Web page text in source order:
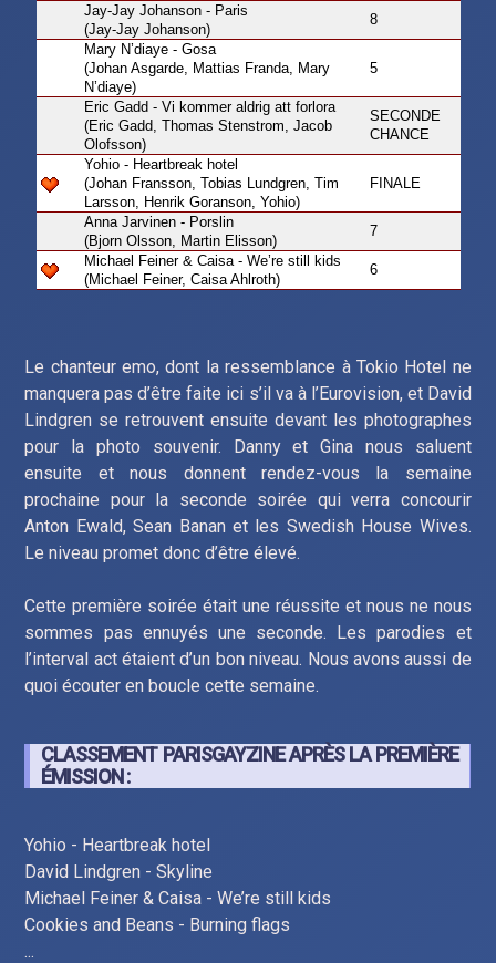
Jay-Jay Johanson - Paris
(Jay-Jay Johanson)
8
Mary N’diaye - Gosa
(Johan Asgarde, Mattias Franda, Mary
N’diaye)
5
Eric Gadd - Vi kommer aldrig att forlora
(Eric Gadd, Thomas Stenstrom, Jacob
Olofsson)
SECONDE
CHANCE
Yohio - Heartbreak hotel
(Johan Fransson, Tobias Lundgren, Tim
Larsson, Henrik Goranson, Yohio)
FINALE
Anna Jarvinen - Porslin
(Bjorn Olsson, Martin Elisson)
7
Michael Feiner & Caisa - We’re still kids
(Michael Feiner, Caisa Ahlroth)
6
Le chanteur emo, dont la ressemblance à Tokio Hotel ne
manquera pas d’être faite ici s’il va à l’Eurovision, et David
Lindgren se retrouvent ensuite devant les photographes
pour la photo souvenir. Danny et Gina nous saluent
ensuite et nous donnent rendez-vous la semaine
prochaine pour la seconde soirée qui verra concourir
Anton Ewald, Sean Banan et les Swedish House Wives.
Le niveau promet donc d’être élevé.
Cette première soirée était une réussite et nous ne nous
sommes pas ennuyés une seconde. Les parodies et
l’interval act étaient d’un bon niveau. Nous avons aussi de
quoi écouter en boucle cette semaine.
CLASSEMENT PARISGAYZINE APRÈS LA PREMIÈRE
ÉMISSION :
Yohio - Heartbreak hotel
David Lindgren - Skyline
Michael Feiner & Caisa - We’re still kids
Cookies and Beans - Burning flags
...